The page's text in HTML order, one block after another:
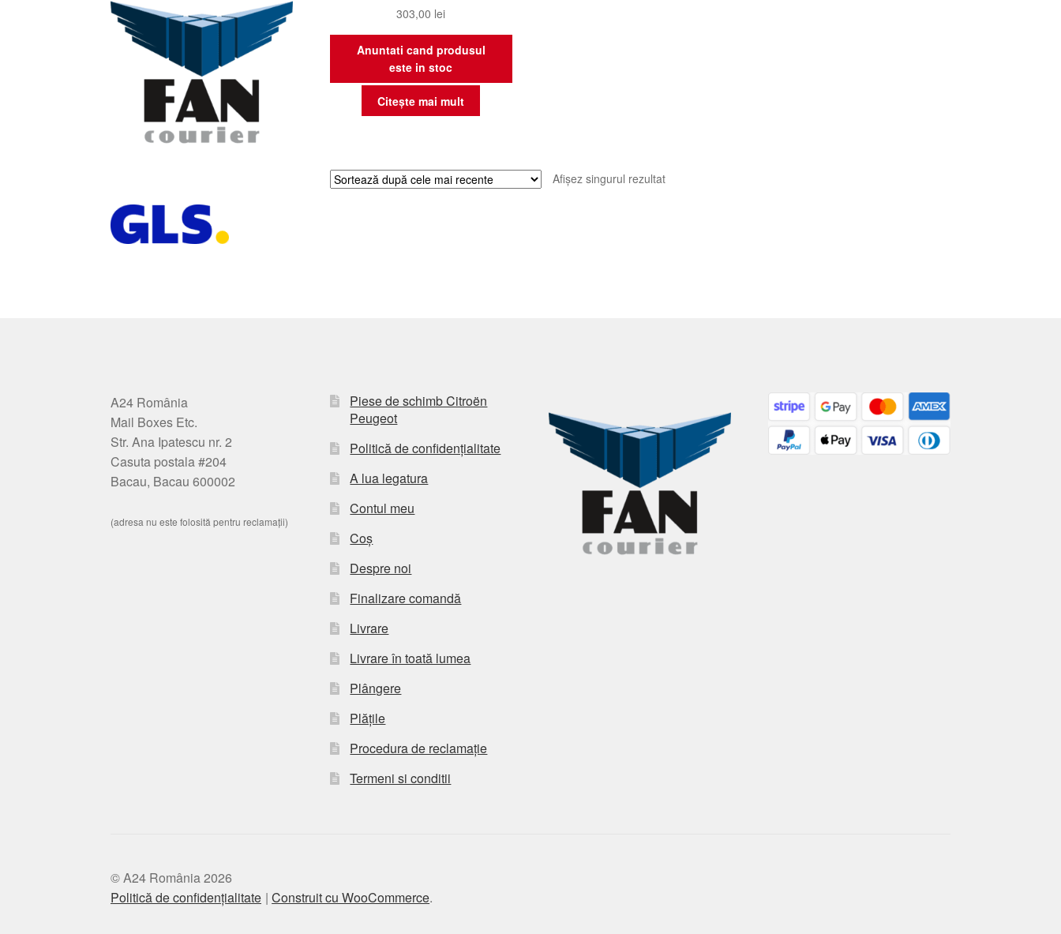
303,00 lei
Anuntati cand produsul
este in stoc
Citește mai mult
Afișez singurul rezultat
A24 România
Mail Boxes Etc.
Str. Ana Ipatescu nr. 2
Casuta postala #204
Bacau, Bacau 600002
(adresa nu este folosită pentru reclamații)
Piese de schimb Citroën
Peugeot
Politică de confidențialitate
A lua legatura
Contul meu
Coș
Despre noi
Finalizare comandă
Livrare
Livrare în toată lumea
Plângere
Plățile
Procedura de reclamație
Termeni si conditii
© A24 România 2026
Politică de confidențialitate Construit cu WooCommerce.